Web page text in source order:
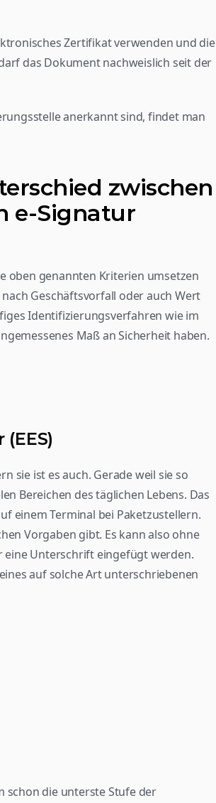
Zertifikat verwenden und die
das Dokument nachweislich seit der
anerkannt sind, findet man
zwischen
e-Signatur
oben genannten Kriterien umsetzen
Geschäftsvorfall oder auch Wert
Identifizierungsverfahren wie im
Maß an Sicherheit haben.
sie ist es auch. Gerade weil sie so
Bereichen des täglichen Lebens. Das
einem Terminal bei Paketzustellern.
Vorgaben gibt. Es kann also ohne
Unterschrift eingefügt werden.
auf solche Art unterschriebenen
schon die unterste Stufe der